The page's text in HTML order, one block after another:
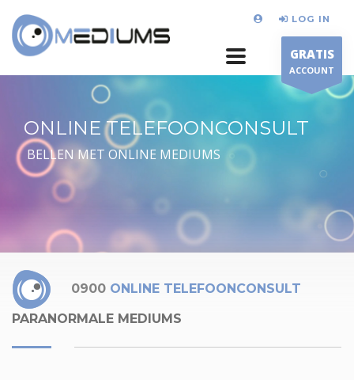
LOG IN
GRATIS
ACCOUNT
ONLINE TELEFOONCONSULT
BELLEN MET ONLINE MEDIUMS
0900 ONLINE TELEFOONCONSULT
PARANORMALE MEDIUMS